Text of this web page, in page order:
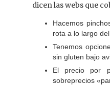
dicen las webs que
Hacemos
rota a lo largo del
Tenemos
sin gluten bajo
El precio por
sobreprecios